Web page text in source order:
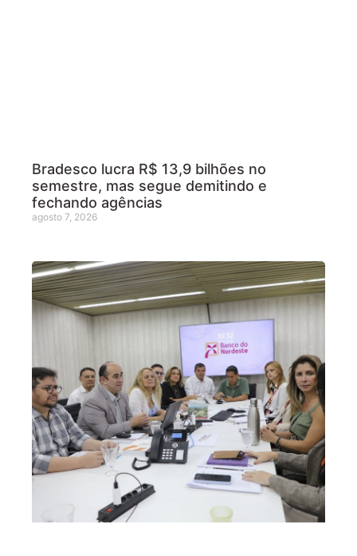
Bradesco lucra R$ 13,9 bilhões no
semestre, mas segue demitindo e
fechando agências
agosto 7, 2026